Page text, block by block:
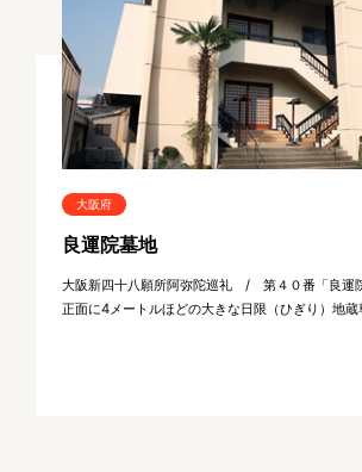
大阪府
良運院墓地
大阪新四十八願所阿弥陀巡礼 / 第４０番「良運
正面に4メートルほどの大きな日限（ひぎり）地蔵